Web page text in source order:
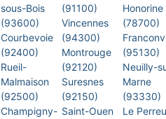
sous-Bois
(93600)
Courbevoie
(92400)
Rueil-
Malmaison
(92500)
Champigny-
(91100)
Vincennes
(94300)
Montrouge
(92120)
Suresnes
(92150)
Saint-Ouen
Honorine
(78700)
(95130)
Neuilly-
Marne
(93330)
Le